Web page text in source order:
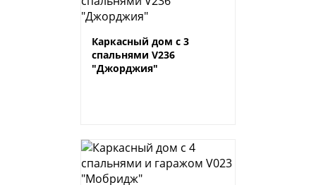
Каркасный дом с 3
спальнями V236
"Джорджия"